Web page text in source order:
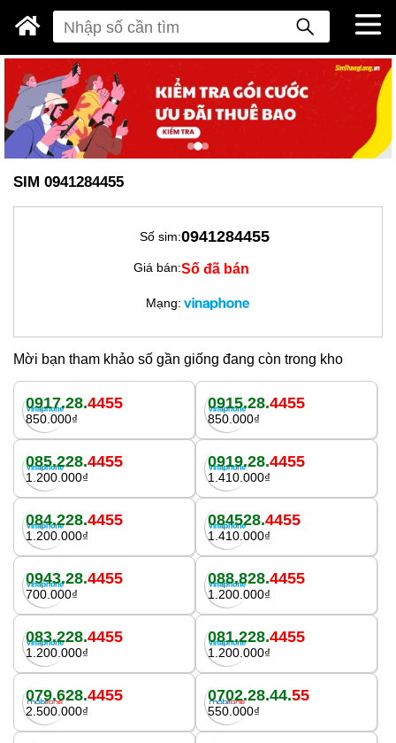
SIM 0941284455
Số sim:0941284455
Giá bán:Số đã bán
Mạng:
Mời bạn tham khảo số gần giống đang còn trong kho
0917.28.4455
850.000₫
0915.28.4455
850.000₫
085.228.4455
1.200.000₫
0919.28.4455
1.410.000₫
084.228.4455
1.200.000₫
084528.4455
1.410.000₫
0943.28.4455
700.000₫
088.828.4455
1.200.000₫
083.228.4455
1.200.000₫
081.228.4455
1.200.000₫
079.628.4455
2.500.000₫
0702.28.44.55
550.000₫